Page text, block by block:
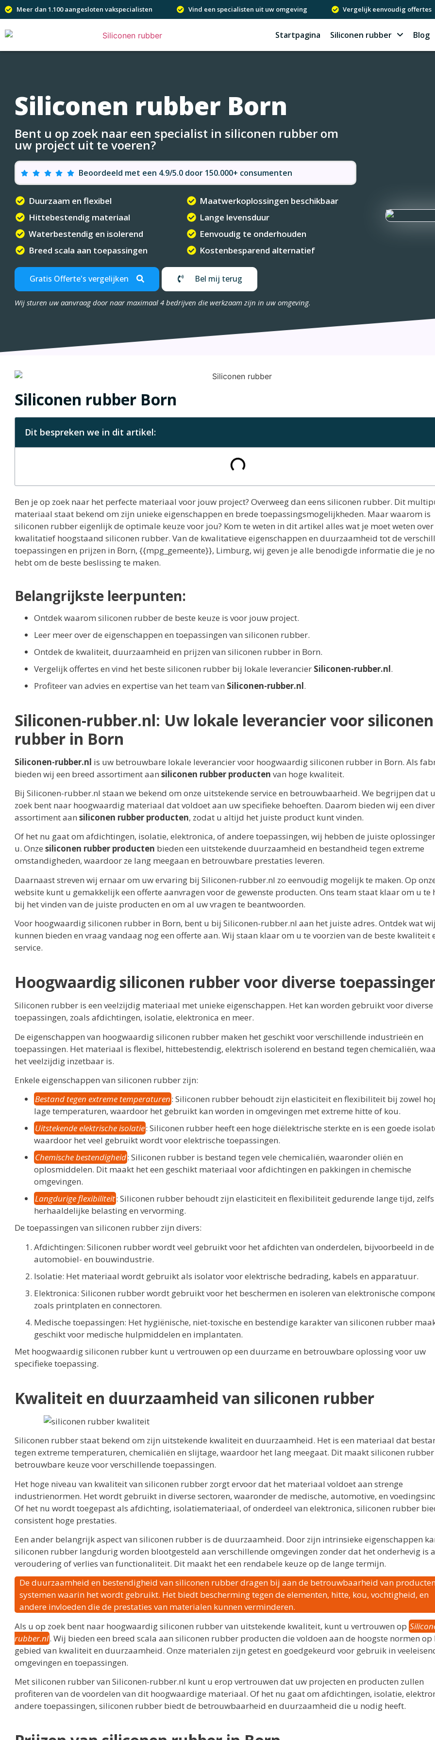
Meer dan 1.100 aangesloten vakspecialisten Vind een specialisten uit uw omgeving Vergelijk eenvoudig offertes
Startpagina Siliconen rubber Blog
Siliconen rubber Born
Bent u op zoek naar een specialist in siliconen rubber om
uw project uit te voeren?
Beoordeeld met een 4.9/5.0 door 150.000+ consumenten
Duurzaam en flexibel
Hittebestendig materiaal
Waterbestendig en isolerend
Breed scala aan toepassingen
Maatwerkoplossingen beschikbaar
Lange levensduur
Eenvoudig te onderhouden
Kostenbesparend alternatief
Gratis Offerte's vergelijken Bel mij terug
Wij sturen uw aanvraag door naar maximaal 4 bedrijven die werkzaam zijn in uw omgeving.
Siliconen rubber Born
Dit bespreken we in dit artikel:
Ben je op zoek naar het perfecte materiaal voor jouw project? Overweeg dan eens siliconen rubber. Dit
materiaal staat bekend om zijn unieke eigenschappen en brede toepassingsmogelijkheden. Maar waarom is
siliconen rubber eigenlijk de optimale keuze voor jou? Kom te weten in dit artikel alles wat je moet weten over
kwalitatief hoogstaand siliconen rubber. Van de kwalitatieve eigenschappen en duurzaamheid tot de
toepassingen en prijzen in Born, {{mpg_gemeente}}, Limburg, wij geven je alle benodigde informatie die je
hebt om de beste beslissing te maken.
Belangrijkste leerpunten:
Ontdek waarom siliconen rubber de beste keuze is voor jouw project.
Leer meer over de eigenschappen en toepassingen van siliconen rubber.
Ontdek de kwaliteit, duurzaamheid en prijzen van siliconen rubber in Born.
Vergelijk offertes en vind het beste siliconen rubber bij lokale leverancier Siliconen-rubber.nl.
Profiteer van advies en expertise van het team van Siliconen-rubber.nl.
Siliconen-rubber.nl: Uw lokale leverancier voor siliconen
rubber in Born
Siliconen-rubber.nl is uw betrouwbare lokale leverancier voor hoogwaardig siliconen rubber in Born. Als
bieden wij een breed assortiment aan siliconen rubber producten van hoge kwaliteit.
Bij Siliconen-rubber.nl staan we bekend om onze uitstekende service en betrouwbaarheid. We begrijpen dat
zoek bent naar hoogwaardig materiaal dat voldoet aan uw specifieke behoeften. Daarom bieden wij een
assortiment aan siliconen rubber producten, zodat u altijd het juiste product kunt vinden.
Of het nu gaat om afdichtingen, isolatie, elektronica, of andere toepassingen, wij hebben de juiste
u. Onze siliconen rubber producten bieden een uitstekende duurzaamheid en bestandheid tegen extreme
omstandigheden, waardoor ze lang meegaan en betrouwbare prestaties leveren.
Daarnaast streven wij ernaar om uw ervaring bij Siliconen-rubber.nl zo eenvoudig mogelijk te maken. Op
website kunt u gemakkelijk een offerte aanvragen voor de gewenste producten. Ons team staat klaar om u te
bij het vinden van de juiste producten en om al uw vragen te beantwoorden.
Voor hoogwaardig siliconen rubber in Born, bent u bij Siliconen-rubber.nl aan het juiste adres. Ontdek wat wij
kunnen bieden en vraag vandaag nog een offerte aan. Wij staan klaar om u te voorzien van de beste kwaliteit
service.
Hoogwaardig siliconen rubber voor diverse
Siliconen rubber is een veelzijdig materiaal met unieke eigenschappen. Het kan worden gebruikt voor diverse
toepassingen, zoals afdichtingen, isolatie, elektronica en meer.
De eigenschappen van hoogwaardig siliconen rubber maken het geschikt voor verschillende industrieën en
toepassingen. Het materiaal is flexibel, hittebestendig, elektrisch isolerend en bestand tegen chemicaliën,
het veelzijdig inzetbaar is.
Enkele eigenschappen van siliconen rubber zijn:
Bestand tegen extreme temperaturen: Siliconen rubber behoudt zijn elasticiteit en flexibiliteit bij zowel
lage temperaturen, waardoor het gebruikt kan worden in omgevingen met extreme hitte of kou.
Uitstekende elektrische isolatie: Siliconen rubber heeft een hoge diëlektrische sterkte en is een goede
waardoor het veel gebruikt wordt voor elektrische toepassingen.
Chemische bestendigheid: Siliconen rubber is bestand tegen vele chemicaliën, waaronder oliën en
oplosmiddelen. Dit maakt het een geschikt materiaal voor afdichtingen en pakkingen in chemische
omgevingen.
Langdurige flexibiliteit: Siliconen rubber behoudt zijn elasticiteit en flexibiliteit gedurende lange tijd,
herhaaldelijke belasting en vervorming.
De toepassingen van siliconen rubber zijn divers:
Afdichtingen: Siliconen rubber wordt veel gebruikt voor het afdichten van onderdelen, bijvoorbeeld in de
automobiel- en bouwindustrie.
Isolatie: Het materiaal wordt gebruikt als isolator voor elektrische bedrading, kabels en apparatuur.
Elektronica: Siliconen rubber wordt gebruikt voor het beschermen en isoleren van elektronische
zoals printplaten en connectoren.
Medische toepassingen: Het hygiënische, niet-toxische en bestendige karakter van siliconen rubber
geschikt voor medische hulpmiddelen en implantaten.
Met hoogwaardig siliconen rubber kunt u vertrouwen op een duurzame en betrouwbare oplossing voor uw
specifieke toepassing.
Kwaliteit en duurzaamheid van siliconen rubber
Siliconen rubber staat bekend om zijn uitstekende kwaliteit en duurzaamheid. Het is een materiaal dat
tegen extreme temperaturen, chemicaliën en slijtage, waardoor het lang meegaat. Dit maakt siliconen rubber
betrouwbare keuze voor verschillende toepassingen.
Het hoge niveau van kwaliteit van siliconen rubber zorgt ervoor dat het materiaal voldoet aan strenge
industrienormen. Het wordt gebruikt in diverse sectoren, waaronder de medische, automotive, en
Of het nu wordt toegepast als afdichting, isolatiemateriaal, of onderdeel van elektronica, siliconen rubber
consistent hoge prestaties.
Een ander belangrijk aspect van siliconen rubber is de duurzaamheid. Door zijn intrinsieke eigenschappen
siliconen rubber langdurig worden blootgesteld aan verschillende omgevingen zonder dat het onderhevig is
veroudering of verlies van functionaliteit. Dit maakt het een rendabele keuze op de lange termijn.
De duurzaamheid en bestendigheid van siliconen rubber dragen bij aan de betrouwbaarheid van
systemen waarin het wordt gebruikt. Het biedt bescherming tegen de elementen, hitte, kou, vochtigheid, en
andere invloeden die de prestaties van materialen kunnen verminderen.
Als u op zoek bent naar hoogwaardig siliconen rubber van uitstekende kwaliteit, kunt u vertrouwen op
rubber.nl. Wij bieden een breed scala aan siliconen rubber producten die voldoen aan de hoogste normen op
gebied van kwaliteit en duurzaamheid. Onze materialen zijn getest en goedgekeurd voor gebruik in
omgevingen en toepassingen.
Met siliconen rubber van Siliconen-rubber.nl kunt u erop vertrouwen dat uw projecten en producten zullen
profiteren van de voordelen van dit hoogwaardige materiaal. Of het nu gaat om afdichtingen, isolatie,
andere toepassingen, siliconen rubber biedt de betrouwbaarheid en duurzaamheid die u nodig heeft.